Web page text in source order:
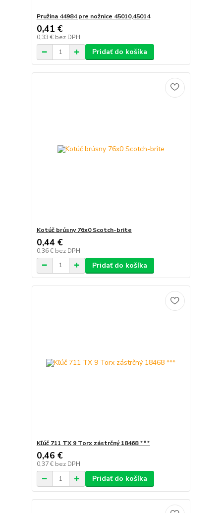
Pružina 44984 pre nožnice 45010,45014
0,41 €
0,33 € bez DPH
Pridať do košíka
Kotúč brúsny 76x0 Scotch-brite
0,44 €
0,36 € bez DPH
Pridať do košíka
Kľúč 711 TX 9 Torx zástrčný 18468 ***
0,46 €
0,37 € bez DPH
Pridať do košíka